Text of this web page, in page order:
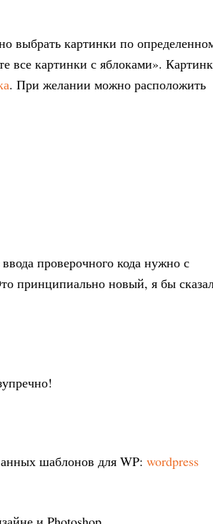
выбрать картинки по
все картинки с яблоками».
. При желании можно расположить
проверочного кода нужно с
принципиально новый, я бы
шаблонов для WP: wordpress